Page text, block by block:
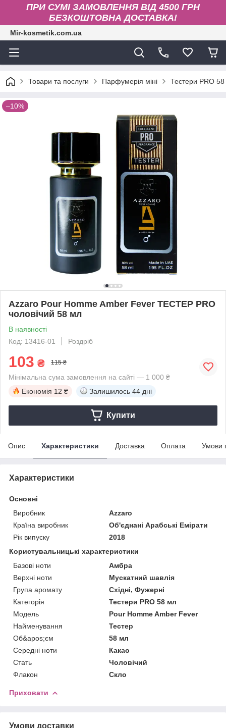
ПРИ СУМІ ЗАМОВЛЕННЯ ВІД 4500 ГРН
БЕЗКОШТОВНА ДОСТАВКА!
Mir-kosmetik.com.ua
Товари та послуги Парфумерія міні Тестери PRO
–10%
Azzaro Pour Homme Amber Fever ТЕСТЕР PRO
чоловічий 58 мл
В наявності
Код: 13416-01
Роздріб
103 ₴ 115 ₴
Мінімальна сума замовлення на сайті — 1 000 ₴
Економія 12 ₴ Залишилось 44 дні
Купити
Опис Характеристики Доставка Оплата Умови
Характеристики
Основні
Виробник
Azzaro
Країна виробник
Об'єднані Арабські Емірати
Рік випуску
2018
Користувальницькі характеристики
Базові ноти
Амбра
Верхні ноти
Мускатний шавлія
Група аромату
Східні, Фужерні
Категорія
Тестери PRO 58 мл
Мoдель
Pour Homme Amber Fever
Найменування
Тестер
Об&apos;єм
58 мл
Середні ноти
Какао
Стать
Чоловічий
Флакон
Скло
Приховати
Умови доставки